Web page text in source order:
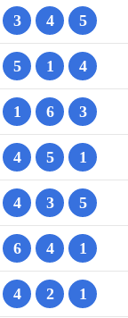
3 4 5
5 1 4
1 6 3
4 5 1
4 3 5
6 4 1
4 2 1